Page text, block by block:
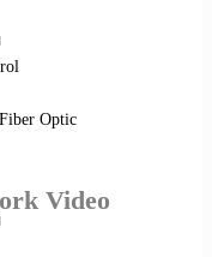
Optic
Video